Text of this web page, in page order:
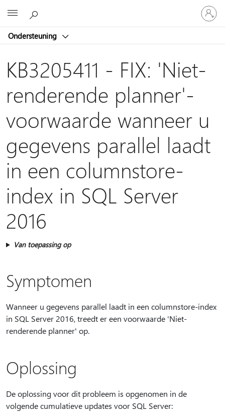
Ondersteuning
Meld
je
aan
je
KB3205411 - FIX: 'Niet-
renderende planner'-
voorwaarde wanneer u
gegevens parallel laadt
in een columnstore-
index in SQL Server
2016
Van toepassing op
Symptomen
Wanneer u gegevens parallel laadt in een columnstore-index
in SQL Server 2016, treedt er een voorwaarde 'Niet-
renderende planner' op.
Oplossing
De oplossing voor dit probleem is opgenomen in de
volgende cumulatieve updates voor SQL Server: